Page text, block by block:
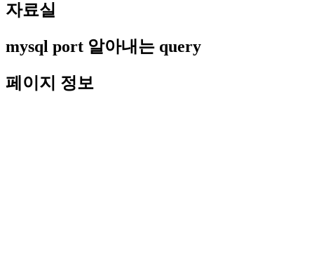
자료실
mysql port 알아내는 query
페이지 정보